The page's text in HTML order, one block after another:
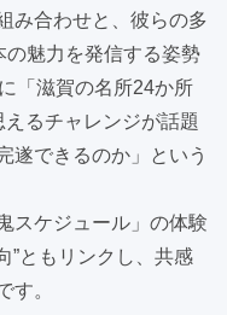
み合わせと、彼らの多
の魅力を発信する姿勢
「滋賀の名所24か所
るチャレンジが話題
遂できるのか」という
スケジュール」の体験
”ともリンクし、共感
す。